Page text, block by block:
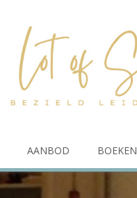
AANBOD BOEKEN